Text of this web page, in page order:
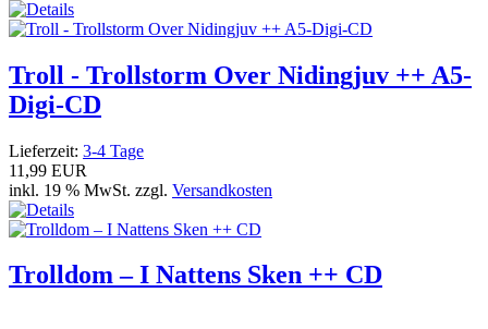
Troll - Trollstorm Over Nidingjuv ++ A5-
Digi-CD
Lieferzeit: 3-4 Tage
11,99 EUR
inkl. 19 % MwSt. zzgl. Versandkosten
Trolldom – I Nattens Sken ++ CD